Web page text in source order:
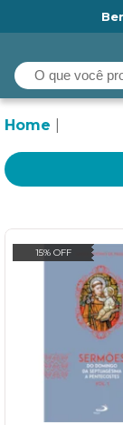
Home
15% OFF